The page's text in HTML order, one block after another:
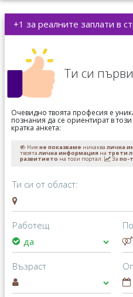
+1 за реалните заплати в
Ти си
Очевидно твоята професия е
познания да се ориентират в
кратка анкета:
Ниене показваме никаквалична
твояталична информацияна трети
развитието на този портал. За по-
Ти си от област:
Работещ
Възраст